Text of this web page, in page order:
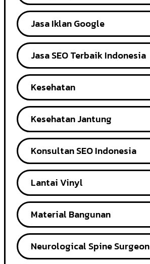
Jasa Iklan Google
Jasa SEO Terbaik Indonesia
Kesehatan
Kesehatan Jantung
Konsultan SEO Indonesia
Lantai Vinyl
Material Bangunan
Neurological Spine Surgeon